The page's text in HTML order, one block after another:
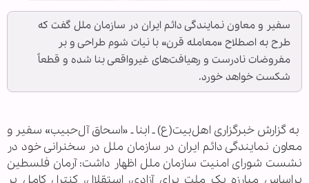
سفیر و معاون نمایندگی دائم ایران در سازمان ملل گفت که
طرح به اصطلاح «معامله قرن» با نیات شوم طراحی و بر
مفروضات نادرست و رهیافت‌های غیرواقعی بنا شده و قطعاً
شکست خواهد خورد.
‌ به گزارش خبرگزاری اهل‌بیت(ع) ـ ابنا ـ «اسحاق آل‌حبیب» سفیر و
معاون نمایندگی دائم ایران در سازمان ملل در سخنرانی خود در
نشست شورای امنیت سازمان ملل اظهار داشت: آرمان فلسطین